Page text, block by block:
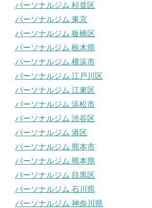
パーソナルジム 杉並区
パーソナルジム 東京
パーソナルジム 板橋区
パーソナルジム 栃木県
パーソナルジム 横浜市
パーソナルジム 江戸川区
パーソナルジム 江東区
パーソナルジム 浜松市
パーソナルジム 渋谷区
パーソナルジム 港区
パーソナルジム 熊本市
パーソナルジム 熊本県
パーソナルジム 目黒区
パーソナルジム 石川県
パーソナルジム 神奈川県